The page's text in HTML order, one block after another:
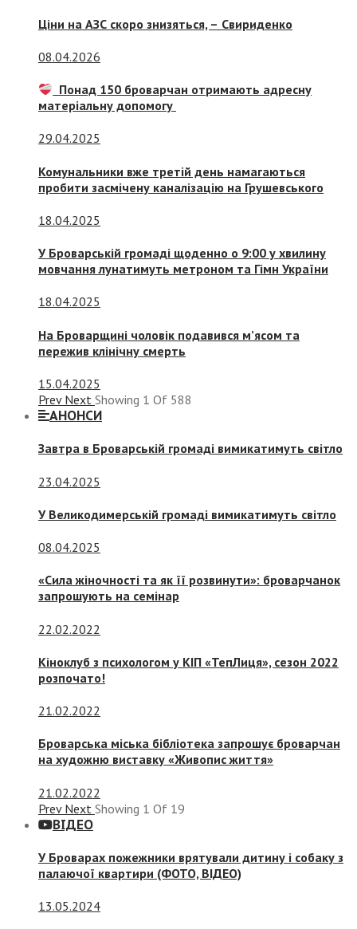
Ціни на АЗС скоро знизяться, – Свириденко
08.04.2026
Понад 150 броварчан отримають адресну
матеріальну допомогу
29.04.2025
Комунальники вже третій день намагаються
пробити засмічену каналізацію на Грушевського
18.04.2025
У Броварській громаді щоденно о 9:00 у хвилину
мовчання лунатимуть метроном та Гімн України
18.04.2025
На Броварщині чоловік подавився м’ясом та
пережив клінічну смерть
15.04.2025
Prev Next Showing 1 Of 588
АНОНСИ
Завтра в Броварській громаді вимикатимуть світло
23.04.2025
У Великодимерській громаді вимикатимуть світло
08.04.2025
«Сила жіночності та як її розвинути»: броварчанок
запрошують на семінар
22.02.2022
Кіноклуб з психологом у КІП «ТепЛиця», сезон 2022
розпочато!
21.02.2022
Броварська міська бібліотека запрошує броварчан
на художню виставку «Живопис життя»
21.02.2022
Prev Next Showing 1 Of 19
ВІДЕО
У Броварах пожежники врятували дитину і собаку з
палаючої квартири (ФОТО, ВІДЕО)
13.05.2024